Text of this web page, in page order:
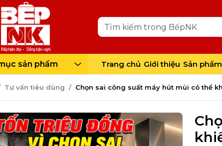
sản phẩm Trang chủ Giới thiệu Sản phẩm
Tư vấn tiêu dùng Chọn sai công suất máy hút mùi có thể
suất máy hút mùi có thể khiến bạn tốn thêm
thế thiết bị sớm hơn dự kiến
phí điện năng
vệ sinh và bảo trì
định công suất máy hút mùi phù hợp
tích không gian bếp
thói quen nấu nướng